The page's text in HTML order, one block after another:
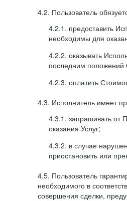
4.2. Пользователь
4.2.1. предоставить
необходимы для
4.2.2. оказывать
последним
4.2.3. оплатить
4.3. Исполнитель имеет
4.3.1. запрашивать от
оказания Услуг;
4.3.2. в случае
приостановить или
4.5. Пользователь
необходимого в
совершения сделки,